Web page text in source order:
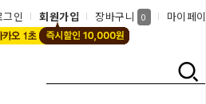
그인 회원가입 장바구니 0 마이페